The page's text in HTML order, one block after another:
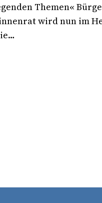
Themen«
wird nun im